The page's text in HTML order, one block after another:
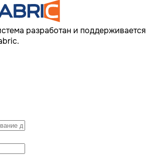
разработан и поддерживается